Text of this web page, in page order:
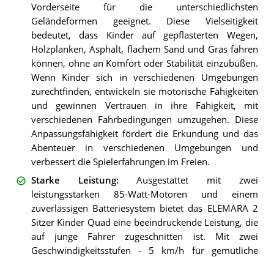
Vorderseite für die unterschiedlichsten
Geländeformen geeignet. Diese Vielseitigkeit
bedeutet, dass Kinder auf gepflasterten Wegen,
Holzplanken, Asphalt, flachem Sand und Gras fahren
können, ohne an Komfort oder Stabilität einzubüßen.
Wenn Kinder sich in verschiedenen Umgebungen
zurechtfinden, entwickeln sie motorische Fähigkeiten
und gewinnen Vertrauen in ihre Fähigkeit, mit
verschiedenen Fahrbedingungen umzugehen. Diese
Anpassungsfähigkeit fördert die Erkundung und das
Abenteuer in verschiedenen Umgebungen und
verbessert die Spielerfahrungen im Freien.
Starke Leistung:Ausgestattet mit zwei
leistungsstarken 85-Watt-Motoren und einem
zuverlässigen Batteriesystem bietet das ELEMARA 2
Sitzer Kinder Quad eine beeindruckende Leistung, die
auf junge Fahrer zugeschnitten ist. Mit zwei
Geschwindigkeitsstufen - 5 km/h für gemütliche